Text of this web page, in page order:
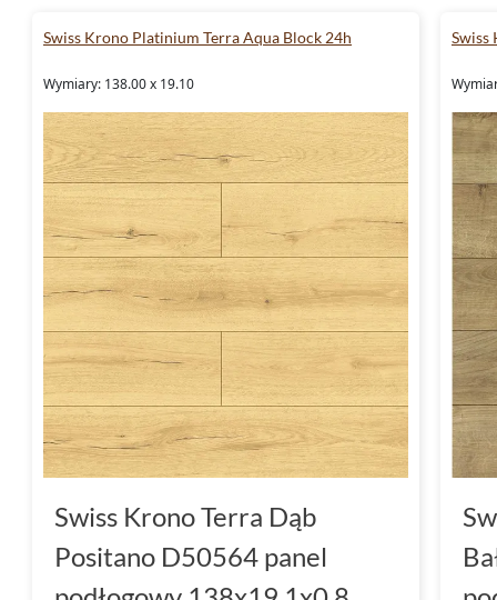
Swiss Krono Platinium Terra Aqua Block 24h
Wymiary: 138.00 x 19.10
Swiss Krono Terra Dąb
Positano D50564 panel
Swiss